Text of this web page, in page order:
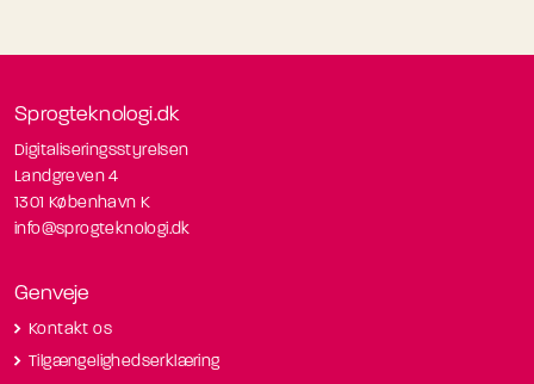
Sprogteknologi.dk
Digitaliseringsstyrelsen
Landgreven 4
1301 København K
info@sprogteknologi.dk
Genveje
Kontakt os
Tilgængelighedserklæring